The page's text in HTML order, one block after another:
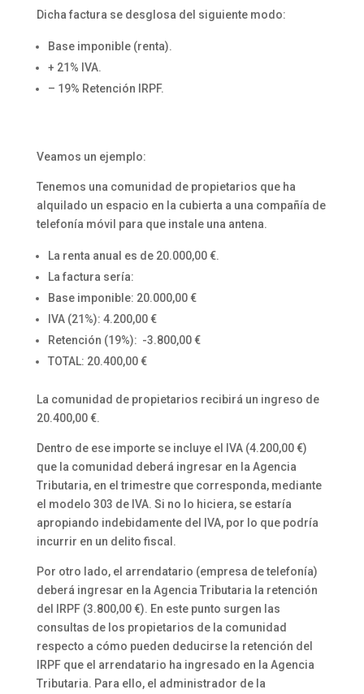
Dicha factura se desglosa del siguiente modo:
Base imponible (renta).
+ 21% IVA.
– 19% Retención IRPF.
Veamos un ejemplo:
Tenemos una comunidad de propietarios que ha
alquilado un espacio en la cubierta a una compañía de
telefonía móvil para que instale una antena.
La renta anual es de 20.000,00 €.
La factura sería:
Base imponible: 20.000,00 €
IVA (21%): 4.200,00 €
Retención (19%): -3.800,00 €
TOTAL: 20.400,00 €
La comunidad de propietarios recibirá un ingreso de
20.400,00 €.
Dentro de ese importe se incluye el IVA (4.200,00 €)
que la comunidad deberá ingresar en la Agencia
Tributaria, en el trimestre que corresponda, mediante
el modelo 303 de IVA. Si no lo hiciera, se estaría
apropiando indebidamente del IVA, por lo que podría
incurrir en un delito fiscal.
Por otro lado, el arrendatario (empresa de telefonía)
deberá ingresar en la Agencia Tributaria la retención
del IRPF (3.800,00 €). En este punto surgen las
consultas de los propietarios de la comunidad
respecto a cómo pueden deducirse la retención del
IRPF que el arrendatario ha ingresado en la Agencia
Tributaria. Para ello, el administrador de la